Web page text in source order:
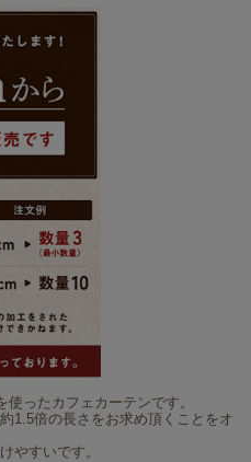
ったカフェカーテンです。
1.5倍の長さをお求め頂くことをオ
やすいです。